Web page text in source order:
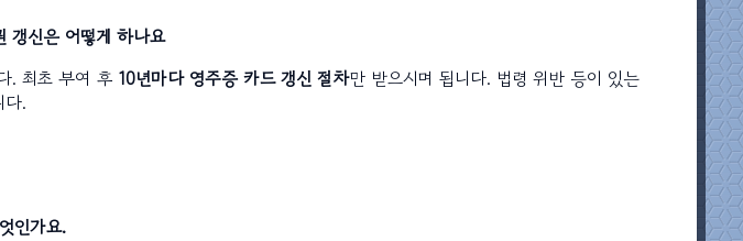
갱신은 어떻게 하나요
. 최초 부여 후10년마다 영주증 카드 갱신 절차만 받으시며 됩니다. 법령 위반 등이 있는
.
인가요.